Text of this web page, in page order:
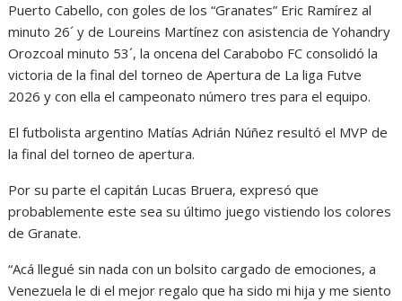
Puerto Cabello, con goles de los “Granates” Eric Ramírez al
minuto 26´ y de Loureins Martínez con asistencia de Yohandry
Orozcoal minuto 53´, la oncena del Carabobo FC consolidó la
victoria de la final del torneo de Apertura de La liga Futve
2026 y con ella el campeonato número tres para el equipo.
El futbolista argentino Matías Adrián Núñez resultó el MVP de
la final del torneo de apertura.
Por su parte el capitán Lucas Bruera, expresó que
probablemente este sea su último juego vistiendo los colores
de Granate.
“Acá llegué sin nada con un bolsito cargado de emociones, a
Venezuela le di el mejor regalo que ha sido mi hija y me siento